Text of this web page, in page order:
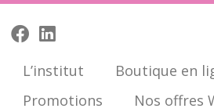
L’institut Boutique en
Promotions
Nos offres